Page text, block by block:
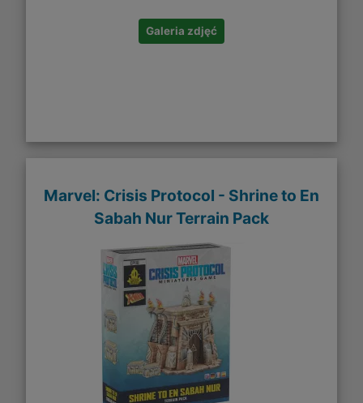
Galeria zdjęć
Marvel: Crisis Protocol - Shrine to En
Sabah Nur Terrain Pack